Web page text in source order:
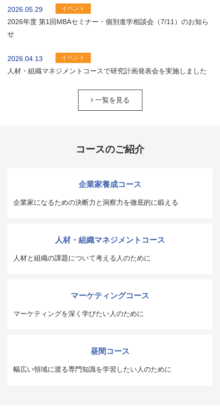
2026.05.29 イベント
2026年度 第1回MBAセミナー・個別進学相談会（7/11）のお知ら
せ
2026.04.13 イベント
人材・組織マネジメントコースで研究計画発表会を実施しました
一覧を見る
コースのご紹介
企業家養成コース
企業家になるための決断力と洞察力を徹底的に鍛える
人材・組織マネジメントコース
人材と組織の課題について考える人のために
マーケティングコース
マーケティングを深く学びたい人のために
昼間コース
幅広い領域に渡る専門知識を学習したい人のために